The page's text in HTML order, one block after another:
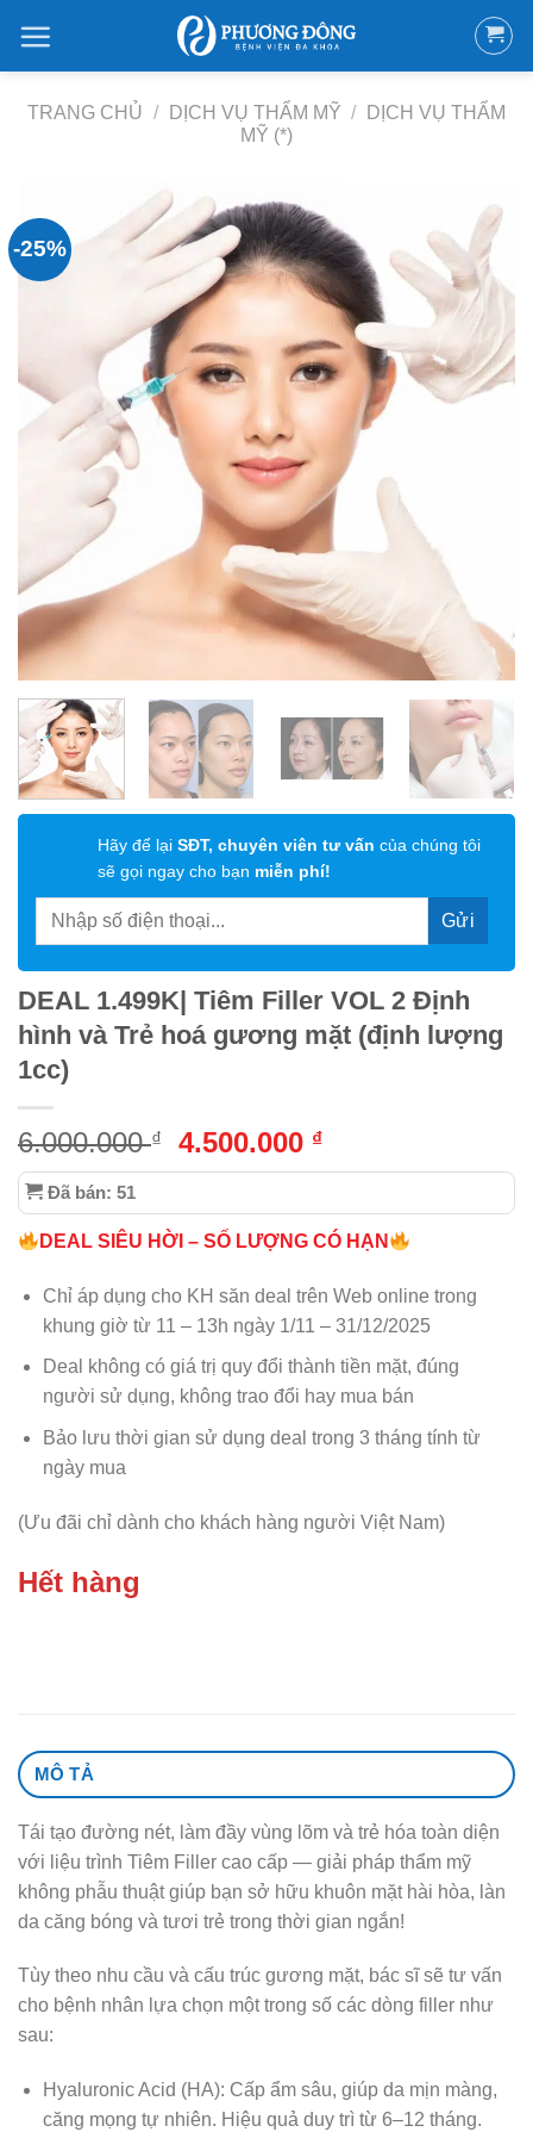
qua
nội
dungTRANG CHỦ / DỊCH VỤ THẨM MỸ /
DỊCH VỤ THẨM
MỸ (*)
-25%
Hãy để lại SĐT, chuyên viên tư vấn của chúng tôi
sẽ gọi ngay cho bạn miễn phí!
DEAL 1.499K| Tiêm Filler VOL 2 Định
hình và Trẻ hoá gương mặt (định lượng
1cc)
6.000.000₫
Giá
gốc
6.000.000 ₫.
4.500.000 ₫Giá
hiện
là:
4.500.000 ₫.
Đã bán: 51
DEAL SIÊU HỜI – SỐ LƯỢNG CÓ HẠN
Chỉ áp dụng cho KH săn deal trên Web online trong
khung giờ từ 11 – 13h ngày 1/11 – 31/12/2025
Deal không có giá trị quy đổi thành tiền mặt, đúng
người sử dụng, không trao đổi hay mua bán
Bảo lưu thời gian sử dụng deal trong 3 tháng tính từ
ngày mua
(Ưu đãi chỉ dành cho khách hàng người Việt Nam)
Hết hàng
MÔ TẢ
Tái tạo đường nét, làm đầy vùng lõm và trẻ hóa toàn diện
với liệu trình Tiêm Filler cao cấp — giải pháp thẩm mỹ
không phẫu thuật giúp bạn sở hữu khuôn mặt hài hòa, làn
da căng bóng và tươi trẻ trong thời gian ngắn!
Tùy theo nhu cầu và cấu trúc gương mặt, bác sĩ sẽ tư vấn
cho bệnh nhân lựa chọn một trong số các dòng filler như
sau:
Hyaluronic Acid (HA): Cấp ẩm sâu, giúp da mịn màng,
căng mọng tự nhiên. Hiệu quả duy trì từ 6–12 tháng.